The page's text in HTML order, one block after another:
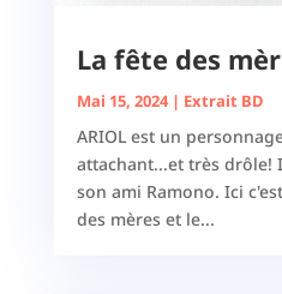
La fête des
Mai 15, 2024| Extrait BD
ARIOL est un
attachant...et très drôle!
son ami Ramono. Ici
des mères et le...